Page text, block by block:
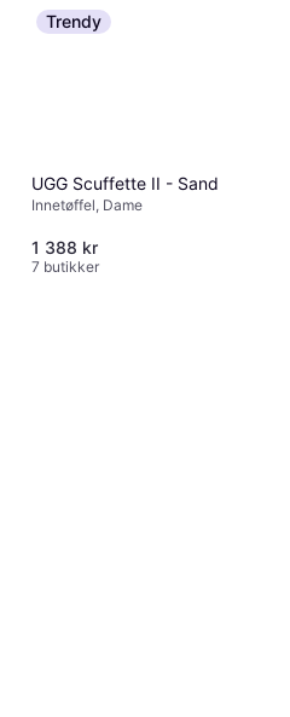
Trendy
UGG Scuffette II - Sand
Innetøffel, Dame
1 388 kr
7 butikker